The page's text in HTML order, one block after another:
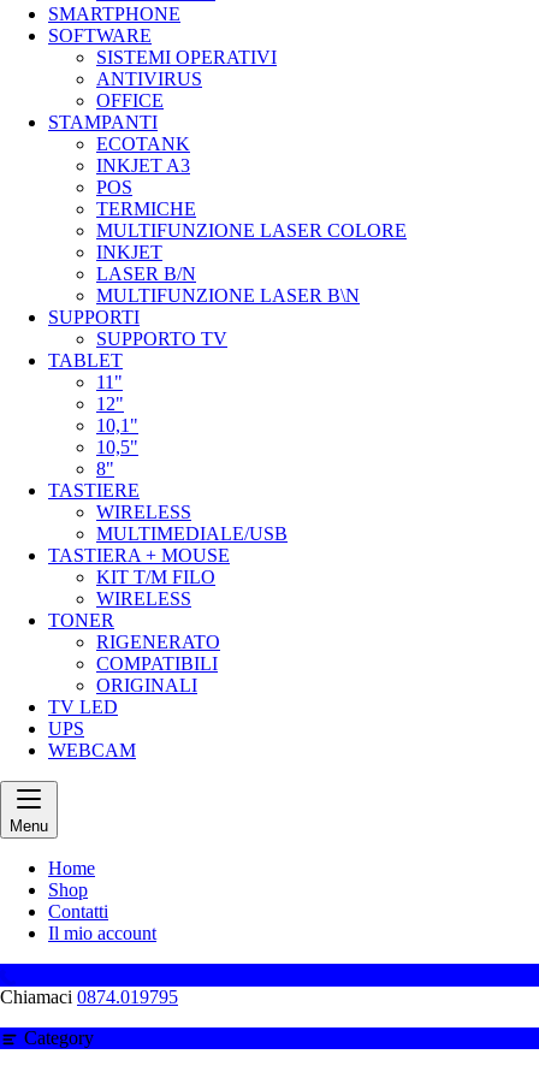
SMARTPHONE
SOFTWARE
SISTEMI OPERATIVI
ANTIVIRUS
OFFICE
STAMPANTI
ECOTANK
INKJET A3
POS
TERMICHE
MULTIFUNZIONE LASER COLORE
INKJET
LASER B/N
MULTIFUNZIONE LASER B\N
SUPPORTI
SUPPORTO TV
TABLET
11"
12"
10,1"
10,5"
8"
TASTIERE
WIRELESS
MULTIMEDIALE/USB
TASTIERA + MOUSE
KIT T/M FILO
WIRELESS
TONER
RIGENERATO
COMPATIBILI
ORIGINALI
TV LED
UPS
WEBCAM
Menu
Home
Shop
Contatti
Il mio account
Chiamaci 0874.019795
Category